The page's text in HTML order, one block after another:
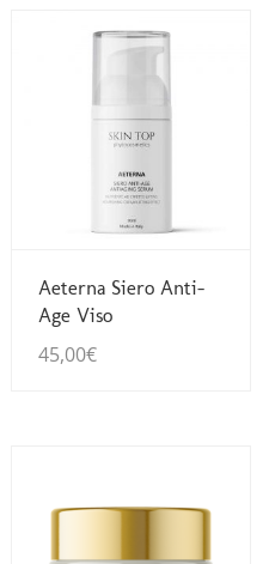
Guarda Dettagli
Aeterna Siero Anti-
Age Viso
45,00€